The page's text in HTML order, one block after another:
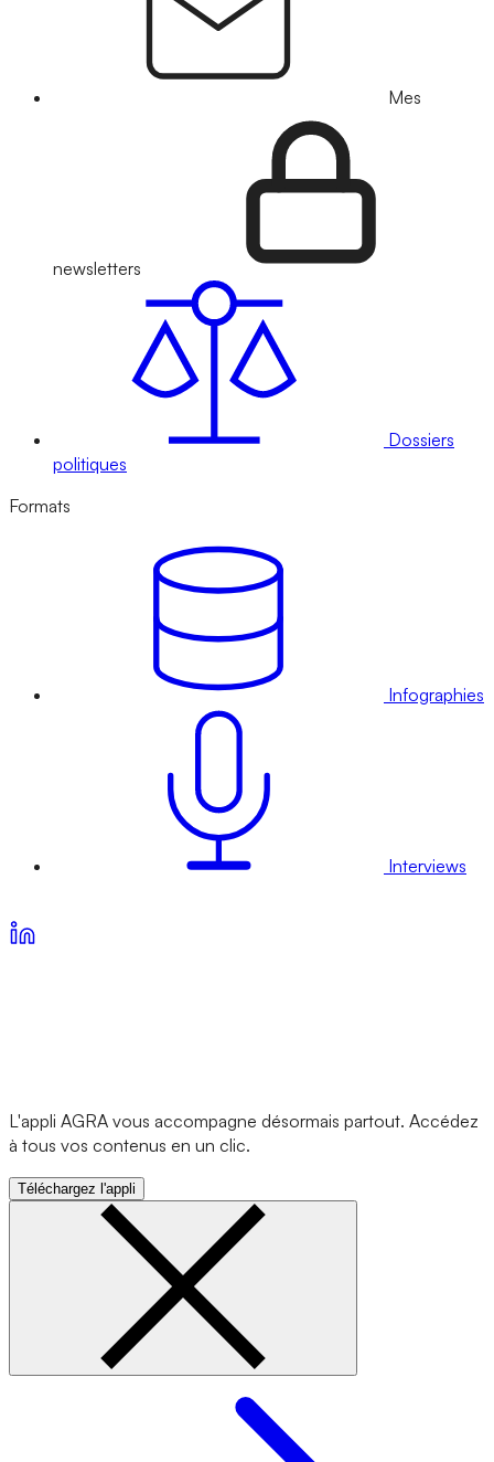
Mes
newsletters
Dossiers
politiques
Formats
Infographies
Interviews
L'appli AGRA vous accompagne désormais partout. Accédez
à tous vos contenus en un clic.
Téléchargez l'appli